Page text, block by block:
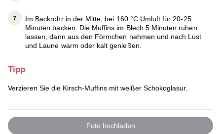
Im Backrohr in der Mitte, bei 160 °C Umluft für 20-25
Minuten backen. Die Muffins im Blech 5 Minuten ruhen
lassen, dann aus den Förmchen nehmen und nach Lust
und Laune warm oder kalt genießen.
Tipp
Verzieren Sie die Kirsch-Muffins mit weißer Schokoglasur.
Foto hochladen